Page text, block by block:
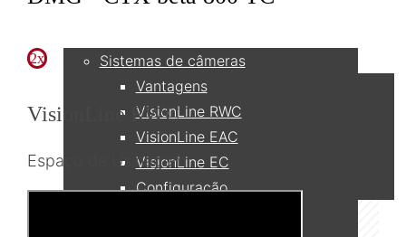
Produtos
Sistemas de câmeras
Vantagens
VisionLine RWC
VisionLine EAC
VisionLine EC
Configuração
2x
VisionLine RWC
Espaço de Usinagem